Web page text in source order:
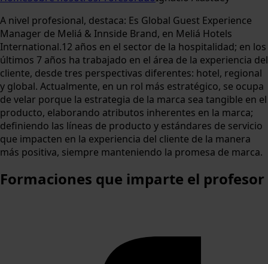
A nivel profesional, destaca: Es Global Guest Experience
Manager de Meliá & Innside Brand, en Meliá Hotels
International.12 años en el sector de la hospitalidad; en los
últimos 7 años ha trabajado en el área de la experiencia del
cliente, desde tres perspectivas diferentes: hotel, regional
y global. Actualmente, en un rol más estratégico, se ocupa
de velar porque la estrategia de la marca sea tangible en el
producto, elaborando atributos inherentes en la marca;
definiendo las líneas de producto y estándares de servicio
que impacten en la experiencia del cliente de la manera
más positiva, siempre manteniendo la promesa de marca.
Formaciones que imparte el profesor